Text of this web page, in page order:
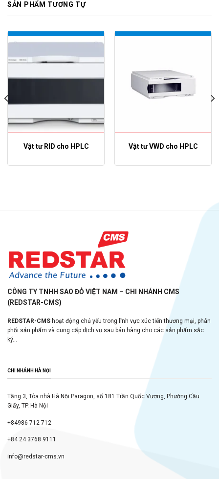
SẢN PHẨM TƯƠNG TỰ
Vật tư RID cho HPLC Vật tư VWD cho HPLC
CÔNG TY TNHH SAO ĐỎ VIỆT NAM – CHI NHÁNH CMS
(REDSTAR-CMS)
REDSTAR-CMS hoạt động chủ yếu trong lĩnh vực xúc tiến thương mại, phân
phối sản phẩm và cung cấp dịch vụ sau bán hàng cho các sản phẩm sắc
ký...
CHI NHÁNH HÀ NỘI
Tầng 3, Tòa nhà Hà Nội Paragon, số 181 Trần Quốc Vượng, Phường Cầu
Giấy, TP. Hà Nội
+84986 712 712
+84 24 3768 9111
info@redstar-cms.vn